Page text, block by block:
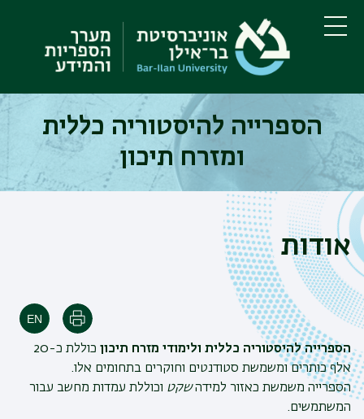
לתוכן
העיקרי
לתפריט
ניווט
ראשי
תפריט
הספרייה להיסטוריה כללית
ומזרח תיכון
אודות
הדפסה
הספרייה להיסטוריה כללית ולימודי מזרח תיכון
כוללת כ-20
אלף כותרים ומשמשת סטודנטים וחוקרים בתחומים אלו.
הספרייה משמשת כאזור למידהשקט וכוללת עמדות מחשב עבור
המשתמשים.